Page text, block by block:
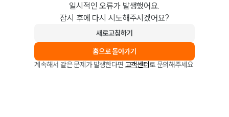
일시적인 오류가 발생했어요.
잠시 후에 다시 시도해주시겠어요?
새로고침하기
홈으로 돌아가기
계속해서 같은 문제가 발생한다면 고객센터로 문의해주세요.